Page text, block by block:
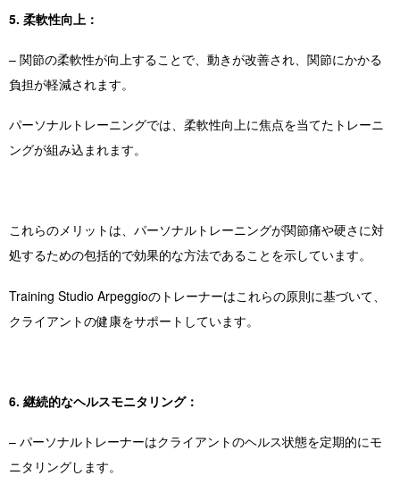
5. 柔軟性向上：
– 関節の柔軟性が向上することで、動きが改善され、関節にかかる
負担が軽減されます。
パーソナルトレーニングでは、柔軟性向上に焦点を当てたトレーニ
ングが組み込まれます。
これらのメリットは、パーソナルトレーニングが関節痛や硬さに対
処するための包括的で効果的な方法であることを示しています。
Training Studio Arpeggioのトレーナーはこれらの原則に基づいて、
クライアントの健康をサポートしています。
6. 継続的なヘルスモニタリング：
– パーソナルトレーナーはクライアントのヘルス状態を定期的にモ
ニタリングします。